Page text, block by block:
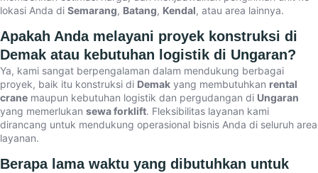
lokasi Anda di Semarang, Batang, Kendal, atau area lainnya.
Apakah Anda melayani proyek konstruksi di
Demak atau kebutuhan logistik di Ungaran?
Ya, kami sangat berpengalaman dalam mendukung berbagai
proyek, baik itu konstruksi di Demak yang membutuhkan rental
crane maupun kebutuhan logistik dan pergudangan di Ungaran
yang memerlukan sewa forklift. Fleksibilitas layanan kami
dirancang untuk mendukung operasional bisnis Anda di seluruh area
layanan.
Berapa lama waktu yang dibutuhkan untuk